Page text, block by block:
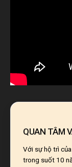
QUAN TÂM
Với sự hộ trì
trong suốt 10